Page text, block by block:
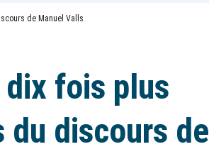
de Manuel Valls
fois plus
du discours de